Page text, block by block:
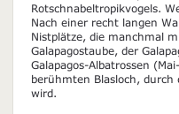
Rotschnabeltropikvogels.
Nach einer recht langen
Nistplätze, die manchmal
Galapagostaube, der
Galapagos-Albatrossen
berühmten Blasloch,
wird.